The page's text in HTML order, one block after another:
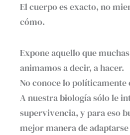
El cuerpo es exacto, no
cómo.
Expone aquello que
animamos a decir, a hacer.
No conoce lo
A nuestra biología sólo le
supervivencia, y para eso
mejor manera de